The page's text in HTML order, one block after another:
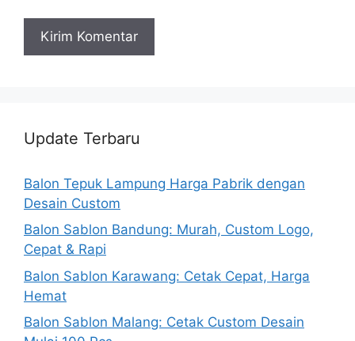
Update Terbaru
Balon Tepuk Lampung Harga Pabrik dengan
Desain Custom
Balon Sablon Bandung: Murah, Custom Logo,
Cepat & Rapi
Balon Sablon Karawang: Cetak Cepat, Harga
Hemat
Balon Sablon Malang: Cetak Custom Desain